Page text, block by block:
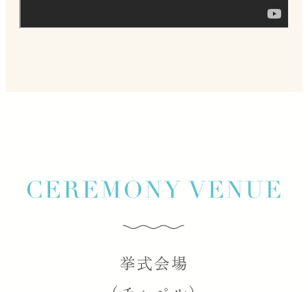
挙式会場